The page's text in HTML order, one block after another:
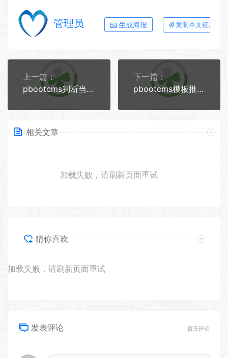
管理员 生成海报 复制本文链接
上一篇：
pbootcms判断当前字段为空时调用另一个字段
下一篇：
pbootcms模板推广百度竞价后打开网站出现404错误
相关文章
加载失败，请刷新页面重试
猜你喜欢
加载失败，请刷新页面重试
发表评论 暂无评论